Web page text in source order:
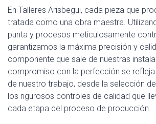
En Talleres Arisbegui, cada pieza que
tratada como una obra maestra.
punta y procesos meticulosamente
garantizamos la máxima precisión y
componente que sale de nuestras
compromiso con la perfección se
de nuestro trabajo, desde la selección
los rigurosos controles de calidad que
cada etapa del proceso de producción.